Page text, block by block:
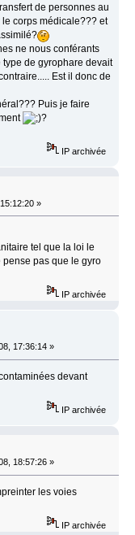
de personnes au
corps médicale??? et
ne nous conférants
de gyrophare devait
Est il donc de
Puis je faire
?
IP archivée
»
tel que la loi le
pas que le gyro
IP archivée
17:36:14 »
devant
IP archivée
18:57:26 »
les voies
IP archivée